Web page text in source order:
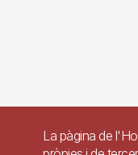
La pàgina de